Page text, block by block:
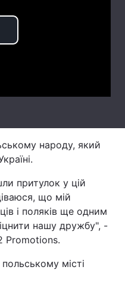
народу, який
притулок у цій
що мій
і поляків ще одним
нашу дружбу", -
Promotions.
місті